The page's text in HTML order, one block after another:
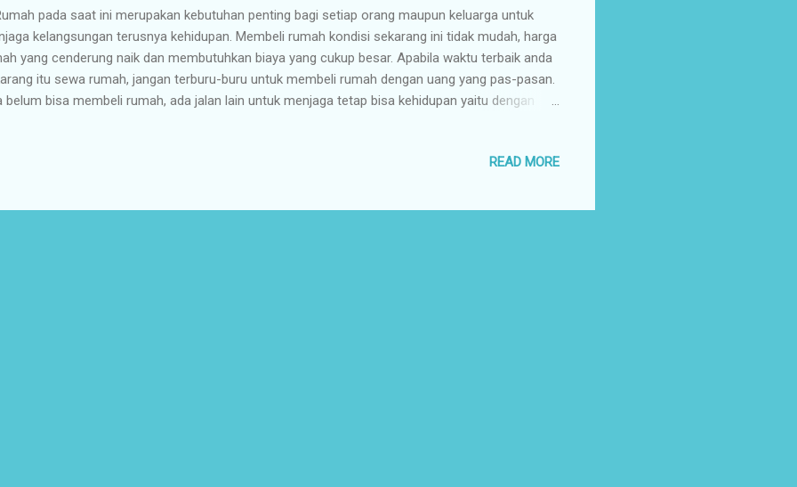
pada saat ini merupakan kebutuhan penting bagi setiap orang maupun keluarga untuk
kelangsungan terusnya kehidupan. Membeli rumah kondisi sekarang ini tidak mudah, harga
yang cenderung naik dan membutuhkan biaya yang cukup besar. Apabila waktu terbaik anda
itu sewa rumah, jangan terburu-buru untuk membeli rumah dengan uang yang pas-pasan.
belum bisa membeli rumah, ada jalan lain untuk menjaga tetap bisa kehidupan yaitu dengan
mempunyai informasi untuk sewa menyewa rumah atau kontrakan. Kita bisa juga mencari
informasi rumah sebelum bertransaksi mengenai pemilik rumah atau jasa pasang ikl...
READ MORE